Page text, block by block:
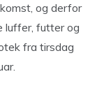
og derfor
luffer, futter og
fra tirsdag